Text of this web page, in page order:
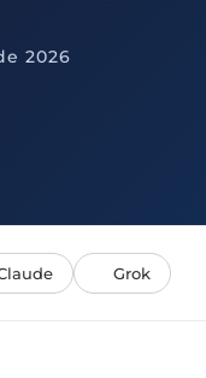
2026
Grok